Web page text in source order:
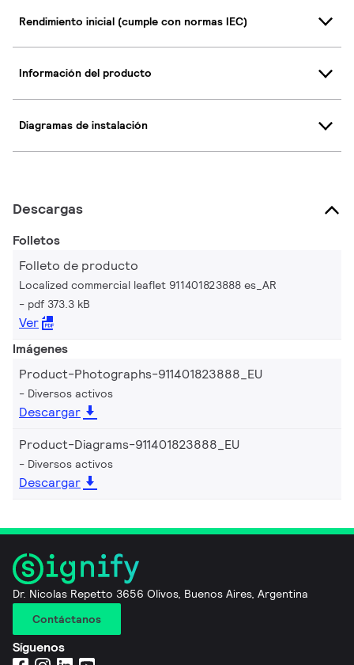
Rendimiento inicial (cumple con normas IEC)
Información del producto
Diagramas de instalación
Descargas
Folletos
Folleto de producto
Localized commercial leaflet 911401823888 es_AR
pdf 373.3 kB
Ver
Imágenes
Product-Photographs-911401823888_EU
Diversos activos
Descargar
Product-Diagrams-911401823888_EU
Diversos activos
Descargar
Dr. Nicolas Repetto 3656 Olivos, Buenos Aires, Argentina
Contáctanos
Síguenos